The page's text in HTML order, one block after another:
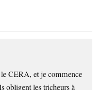
CERA, et je commence
obligent les tricheurs à